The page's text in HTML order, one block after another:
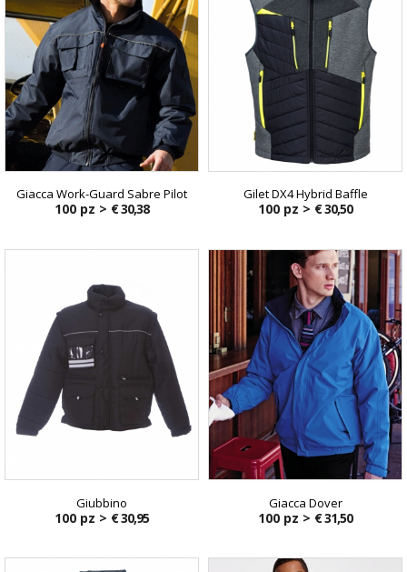
Giacca Work-Guard Sabre Pilot
100 pz > € 30,38
Gilet DX4 Hybrid Baffle
100 pz > € 30,50
Giubbino
100 pz > € 30,95
Giacca Dover
100 pz > € 31,50